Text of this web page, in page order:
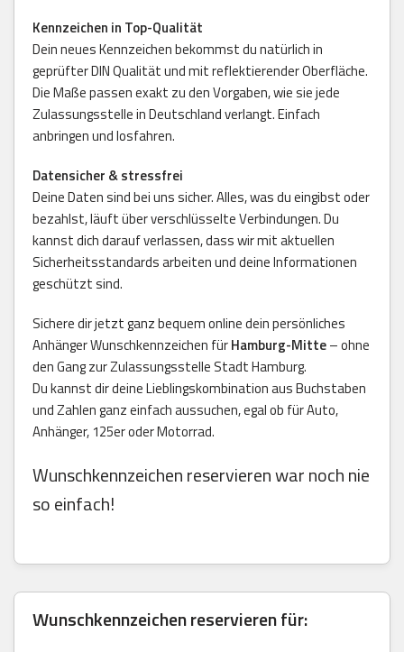
Kennzeichen in Top-Qualität
Dein neues Kennzeichen bekommst du natürlich in
geprüfter DIN Qualität und mit reflektierender Oberfläche.
Die Maße passen exakt zu den Vorgaben, wie sie jede
Zulassungsstelle in Deutschland verlangt. Einfach
anbringen und losfahren.
Datensicher & stressfrei
Deine Daten sind bei uns sicher. Alles, was du eingibst oder
bezahlst, läuft über verschlüsselte Verbindungen. Du
kannst dich darauf verlassen, dass wir mit aktuellen
Sicherheitsstandards arbeiten und deine Informationen
geschützt sind.
Sichere dir jetzt ganz bequem online dein persönliches
Anhänger Wunschkennzeichen fürHamburg-Mitte– ohne
den Gang zur Zulassungsstelle Stadt Hamburg.
Du kannst dir deine Lieblingskombination aus Buchstaben
und Zahlen ganz einfach aussuchen, egal ob für Auto,
Anhänger, 125er oder Motorrad.
Wunschkennzeichen reservieren war noch nie
so einfach!
Wunschkennzeichen reservieren für: